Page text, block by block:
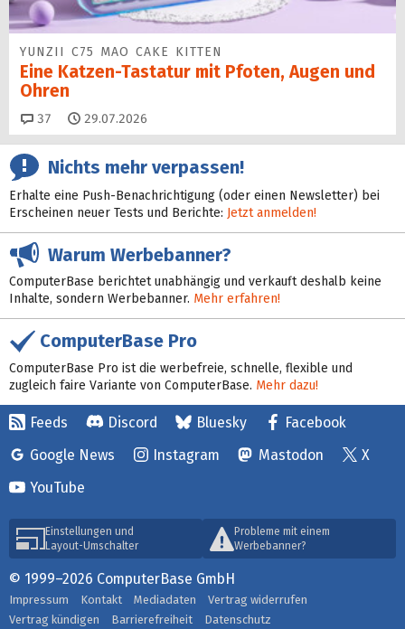
YUNZII C75 MAO CAKE KITTEN
Eine Katzen-Tastatur mit Pfoten, Augen und
Ohren
37 Kommentare
29.07.2026
Nichts mehr verpassen!
Erhalte eine Push-Benachrichtigung (oder einen Newsletter) bei
Erscheinen neuer Tests und Berichte: Jetzt anmelden!
Warum Werbebanner?
ComputerBase berichtet unabhängig und verkauft deshalb keine
Inhalte, sondern Werbebanner. Mehr erfahren!
ComputerBase Pro
ComputerBase Pro ist die werbefreie, schnelle, flexible und
zugleich faire Variante von ComputerBase. Mehr dazu!
Feeds Discord Bluesky
Facebook
Google News
Instagram Mastodon
X
YouTube
Einstellungen und
Layout-Umschalter
Probleme mit einem
Werbebanner?
© 1999–2026 ComputerBase GmbH
Impressum Kontakt Mediadaten
Vertrag widerrufen
Vertrag kündigen
Barrierefreiheit Datenschutz